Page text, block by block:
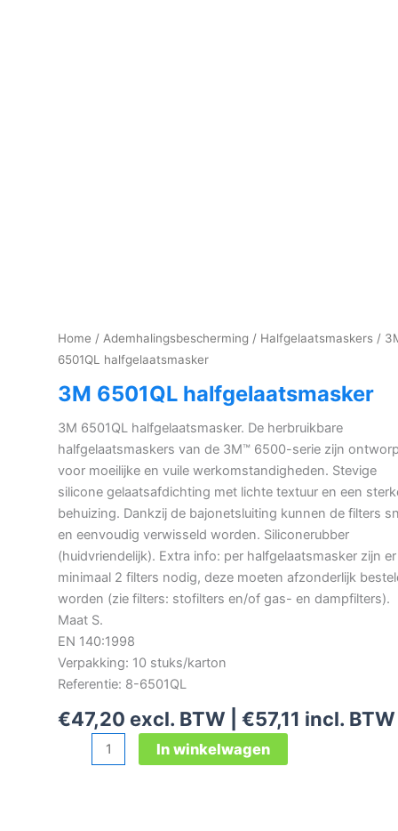
Home / Ademhalingsbescherming / Halfgelaatsmaskers /
6501QL halfgelaatsmasker
3M 6501QL halfgelaatsmasker
3M 6501QL halfgelaatsmasker. De herbruikbare
halfgelaatsmaskers van de 3M™ 6500-serie zijn
voor moeilijke en vuile werkomstandigheden. Stevige
silicone gelaatsafdichting met lichte textuur en een
behuizing. Dankzij de bajonetsluiting kunnen de filters
en eenvoudig verwisseld worden. Siliconerubber
(huidvriendelijk). Extra info: per halfgelaatsmasker zijn er
minimaal 2 filters nodig, deze moeten afzonderlijk
worden (zie filters: stofilters en/of gas- en dampfilters).
Maat S.
EN 140:1998
Verpakking: 10 stuks/karton
Referentie: 8-6501QL
€47,20 excl. BTW | €57,11 incl. BTW
6501QL
In winkelwagen